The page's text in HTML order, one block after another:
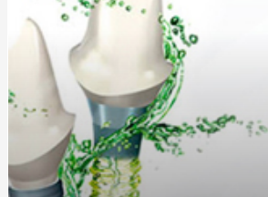
Запалення дихальних шляхів:
методи лікування
Кухонные диваны в современном
и стиль в одном
Жетоны для солдат: традиция,
Длинный или короткий дождевик:
идеальную модель?